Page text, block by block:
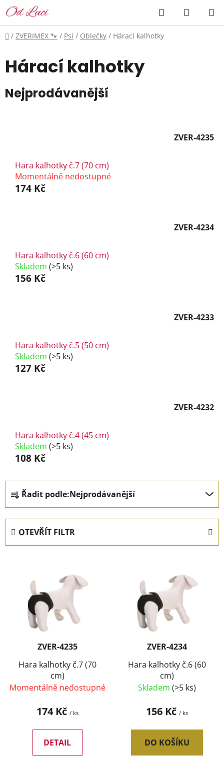
Přejít
na
obsah
Hledat
KOŠÍK
Domů
/ ZVERIMEX 🐾 / Psi / Oblečky / Hárací kalhotky
Hárací kalhotky
Nejprodávanější
ZVER-4235
Hara kalhotky č.7 (70 cm)
Momentálně nedostupné
174 Kč
ZVER-4234
Hara kalhotky č.6 (60 cm)
Skladem (>5 ks)
156 Kč
ZVER-4233
Hara kalhotky č.5 (50 cm)
Skladem (>5 ks)
127 Kč
ZVER-4232
Hara kalhotky č.4 (45 cm)
Skladem (>5 ks)
108 Kč
Ř
a
z
e
n
Řadit podle:Nejprodávanější
OTEVŘÍT FILTR
k
ZVER-4235
Hara kalhotky č.7 (70
cm)
Momentálně nedostupné
174 Kč / ks
DETAIL
ZVER-4234
Hara kalhotky č.6 (60
cm)
Skladem (>5 ks)
156 Kč / ks
DO KOŠÍKU